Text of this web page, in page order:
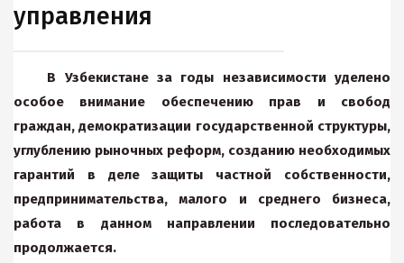
управления
В Узбекистане за годы независимости уделено
особое внимание обеспечению прав и свобод
граждан, демократизации государственной структуры,
углублению рыночных реформ, созданию необходимых
гарантий в деле защиты частной собственности,
предпринимательства, малого и среднего бизнеса,
работа в данном направлении последовательно
продолжается.